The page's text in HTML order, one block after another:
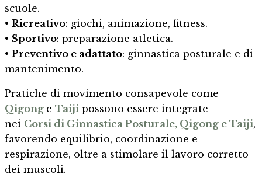
scuole.
• Ricreativo: giochi, animazione, fitness.
• Sportivo: preparazione atletica.
• Preventivo e adattato: ginnastica posturale e di
mantenimento.
Pratiche di movimento consapevole come
Qigong e Taiji possono essere integrate
nei Corsi di Ginnastica Posturale, Qigong e Taiji,
favorendo equilibrio, coordinazione e
respirazione, oltre a stimolare il lavoro corretto
dei muscoli.